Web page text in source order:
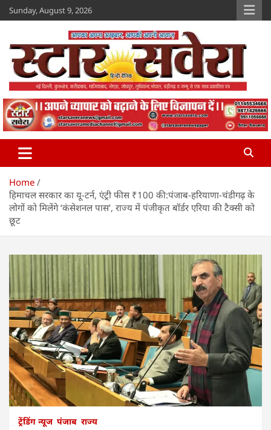
Skip
to
Sunday, August 9, 2026
Star Savera
www.starsavera.com
Home
हिमाचल सरकार का यू-टर्न, एंट्री फीस ₹100 की:पंजाब-हरियाणा-चंडीगढ़ के
लोगों को मिलेंगे ‘कंसेशनल पास’, राज्य में पंजीकृत बॉर्डर एरिया की टैक्सी को
छूट
ट्रेंडिंग न्यूज पंजाब राज्य